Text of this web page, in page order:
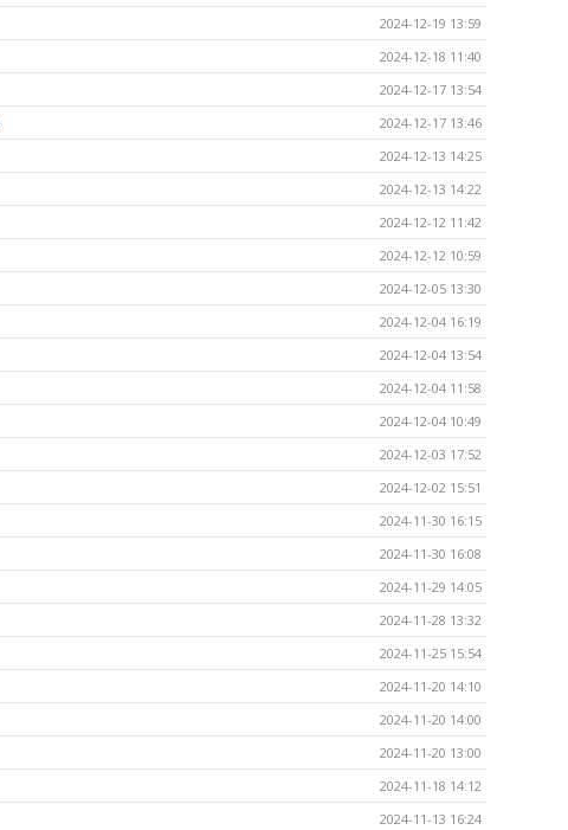
2024-12-19 13:59
2024-12-18 11:40
2024-12-17 13:54
2024-12-17 13:46
2024-12-13 14:25
2024-12-13 14:22
2024-12-12 11:42
2024-12-12 10:59
2024-12-05 13:30
2024-12-04 16:19
2024-12-04 13:54
2024-12-04 11:58
2024-12-04 10:49
2024-12-03 17:52
2024-12-02 15:51
2024-11-30 16:15
2024-11-30 16:08
2024-11-29 14:05
2024-11-28 13:32
2024-11-25 15:54
2024-11-20 14:10
2024-11-20 14:00
2024-11-20 13:00
2024-11-18 14:12
2024-11-13 16:24